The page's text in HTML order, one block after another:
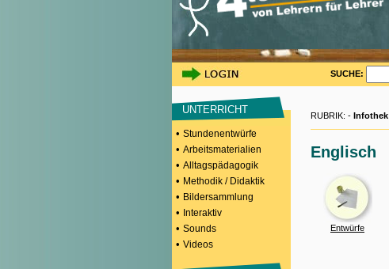
SUCHE:
UNTERRICHT
• Stundenentwürfe
• Arbeitsmaterialien
• Alltagspädagogik
• Methodik / Didaktik
• Bildersammlung
• Interaktiv
• Sounds
• Videos
RUBRIK: - Infothek
Englisch
Entwürfe